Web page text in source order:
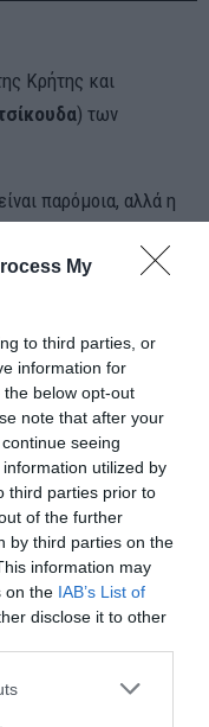
My
to third parties, or
information for
below opt-out
note that after your
seeing
utilized by
third parties prior to
of the further
by third parties on the
information may
on the IAB’s List of
disclose it to other
Κρήτης και
) των
παρόμοια, αλλά η
με αποτέλεσμα να